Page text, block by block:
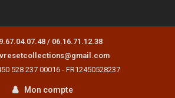
/ 06.16.71.12.38
528 237 00016 - FR12450528237
Mon compte